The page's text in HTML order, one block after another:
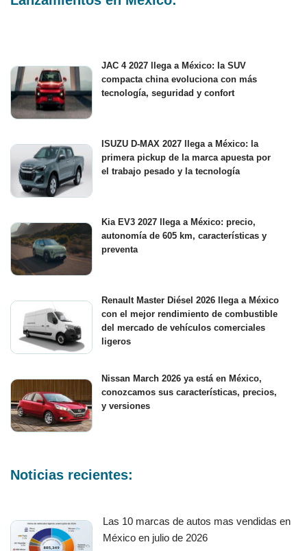
JAC 4 2027 llega a México: la SUV
compacta china evoluciona con más
tecnología, seguridad y confort
ISUZU D-MAX 2027 llega a México: la
primera pickup de la marca apuesta por
el trabajo pesado y la tecnología
Kia EV3 2027 llega a México: precio,
autonomía de 605 km, características y
preventa
Renault Master Diésel 2026 llega a México
con el mejor rendimiento de combustible
del mercado de vehículos comerciales
ligeros
Nissan March 2026 ya está en México,
conozcamos sus características, precios,
y versiones
Noticias recientes:
Las 10 marcas de autos mas vendidas en
México en julio de 2026